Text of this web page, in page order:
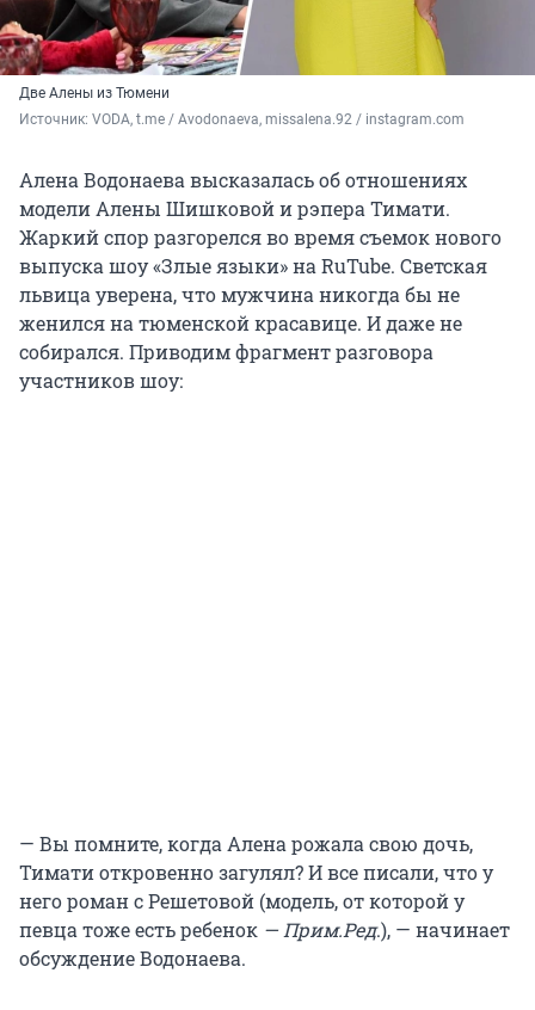
Две Алены из Тюмени
Источник: VODA, t.me / Avodonaeva, missalena.92 / instagram.com
Алена Водонаева высказалась об отношениях
модели Алены Шишковой и рэпера Тимати.
Жаркий спор разгорелся во время съемок нового
выпуска шоу «Злые языки» на RuTube. Светская
львица уверена, что мужчина никогда бы не
женился на тюменской красавице. И даже не
собирался. Приводим фрагмент разговора
участников шоу:
— Вы помните, когда Алена рожала свою дочь,
Тимати откровенно загулял? И все писали, что у
него роман с Решетовой (модель, от которой у
певца тоже есть ребенок — Прим.Ред.), — начинает
обсуждение Водонаева.